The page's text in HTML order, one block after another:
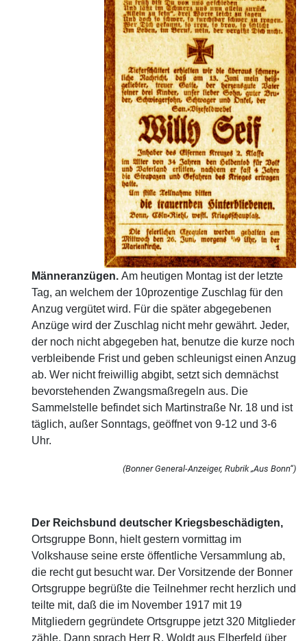
Männeranzügen. Am heutigen Montag ist der letzte
Tag, an welchem der 10prozentige Zuschlag für den
Anzug vergütet wird. Für die später abgegebenen
Anzüge wird der Zuschlag nicht mehr gewährt. Jeder,
der noch nicht abgegeben hat, benutze die kurze noch
verbleibende Frist und geben schleunigst einen Anzug
ab. Wer nicht freiwillig abgibt, setzt sich demnächst
bevorstehenden Zwangsmaßregeln aus. Die
Sammelstelle befindet sich Martinstraße Nr. 18 und ist
täglich, außer Sonntags, geöffnet von 9-12 und 3-6
Uhr.
(Bonner General-Anzeiger, Rubrik „Aus Bonn“)
Der Reichsbund deutscher Kriegsbeschädigten,
Ortsgruppe Bonn, hielt gestern vormittag im
Volkshause seine erste öffentliche Versammlung ab,
die recht gut besucht war. Der Vorsitzende der Bonner
Ortsgruppe begrüßte die Teilnehmer recht herzlich und
teilte mit, daß die im November 1917 mit 19
Mitgliedern gegründete Ortsgruppe jetzt 320 Mitglieder
zähle. Dann sprach Herr R. Woldt aus Elberfeld über